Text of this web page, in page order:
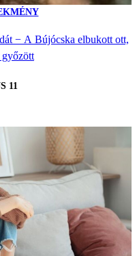
− A Bújócska elbukott ott,
győzött
11